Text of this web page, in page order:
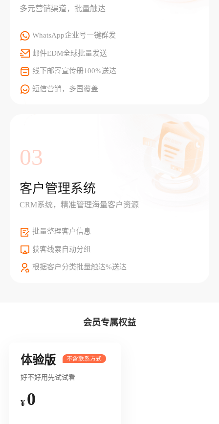
多元营销渠道，批量触达
WhatsApp企业号一键群发
邮件EDM全球批量发送
线下邮寄宣传册100%送达
短信营销，多国覆盖
03
客户管理系统
CRM系统，精准管理海量客户资源
批量整理客户信息
获客线索自动分组
根据客户分类批量触达%送达
会员专属权益
体验版
好不好用先试试看
¥ 0